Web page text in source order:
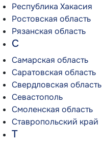
Республика Хакасия
Ростовская область
Рязанская область
С
Самарская область
Саратовская область
Свердловская область
Севастополь
Смоленская область
Ставропольский край
Т